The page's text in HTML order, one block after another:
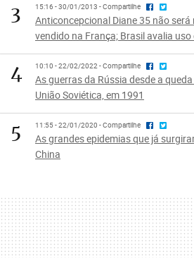
3 15:16 - 30/01/2013 - Compartilhe
Anticoncepcional Diane 35 não será
vendido na França; Brasil avalia uso
4 10:10 - 22/02/2022 - Compartilhe
As guerras da Rússia desde a
União Soviética, em 1991
5 11:55 - 22/01/2020 - Compartilhe
As grandes epidemias que já
China